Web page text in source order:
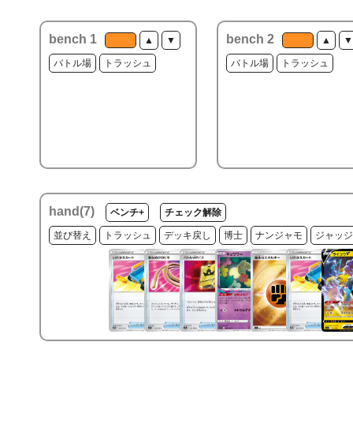
bench 1 ▲ ▼
バトル場 トラッシュ
bench 2 ▲ ▼
バトル場 トラッシュ
hand(7) ベンチ+ チェック解除
並び替え トラッシュ デッキ戻し 博士 ナンジャモ ジャッ